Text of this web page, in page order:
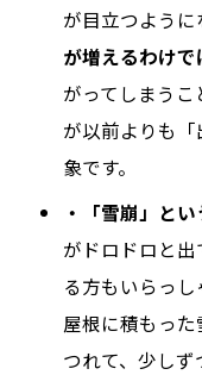
が目立つよう
が増えるわけ
がってしまう
が以前よりも
象です。
・「雪崩」とい
がドロドロと
る方もいらっ
屋根に積もっ
つれて、少し